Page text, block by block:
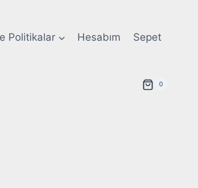
Politikalar Hesabım Sepet
0